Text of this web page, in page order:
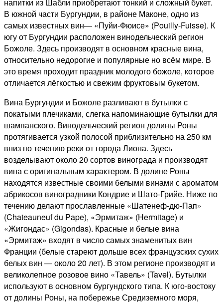
В южной части Бургундии, в районе Маконе, одно из
самых известных вин— «Пуйи-Фюисе» (Pouilly-Fuisse). К
югу от Бургундии расположен винодельческий регион
Божоле. Здесь производят в основном красные вина,
относительно недорогие и популярные но всём мире. В
это время проходит праздник молодого божоле, которое
отличается лёгкостью и свежим фруктовым букетом.
Вина Бургундии и Божоле разливают в бутылки с
покатыми плечиками, слегка напоминающие бутылки для
шампанского. Винодельческий регион долины Роны
протягивается узкой полосой приблизительно на 250 км
вниз по течению реки от города Лиона. Здесь
возделывают около 20 сортов винограда и производят
вина с оригинальным характером. В долине Роны
находятся известные своими белыми винами с ароматом
абрикосов виноградники Кондрие и Шато-Грийе. Ниже по
течению делают прославленные «Шатенеф-дю-Пап»
(Chateauneuf du Pape), «Эрмитаж» (Hermitage) и
«Жигондас» (Gigondas). Красные и белые вина
«Эрмитаж» входят в число самых знаменитых вин
Франции (белые стареют дольше всех французских сухих
белых вин — около 20 лет). В этом регионе производят и
великолепное розовое вино «Тавель» (Tavel). Бутылки
используют в основном бургундского типа. К юго-востоку
от долины Роны, на побережье Средиземного моря,